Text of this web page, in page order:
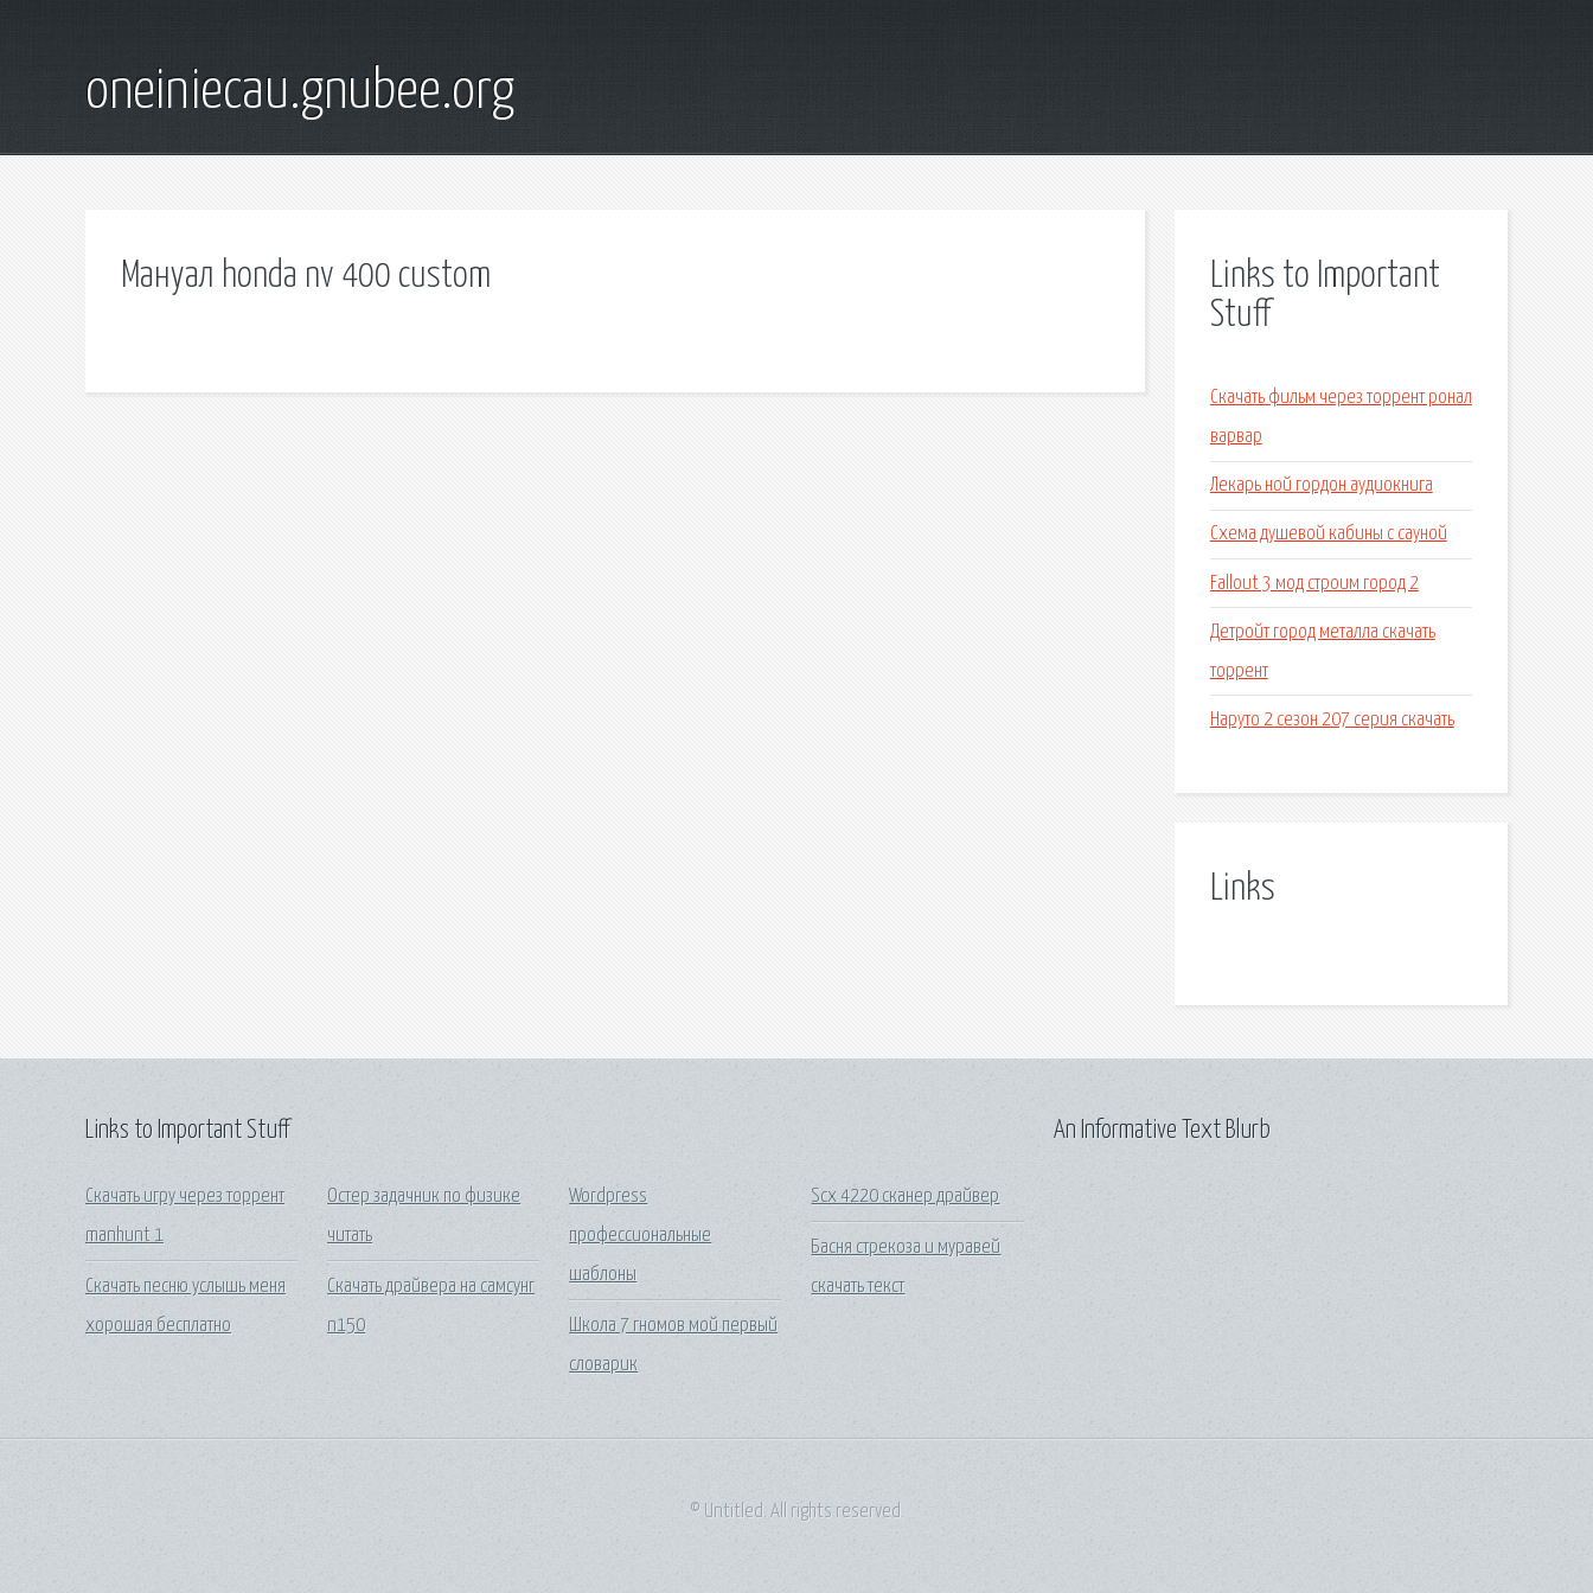
oneiniecau.gnubee.org
Мануал honda nv 400 custom
Links to Important
Stuff
Скачать фильм через торрент ронал
варвар
Лекарь ной гордон аудиокнига
Схема душевой кабины с сауной
Fallout 3 мод строим город 2
Детройт город металла скачать
торрент
Наруто 2 сезон 207 серия скачать
Links
Links to Important Stuff
Скачать игру через торрент
manhunt 1
Скачать песню услышь меня
хорошая бесплатно
Остер задачник по физике
читать
Скачать драйвера на самсунг
n150
Wordpress
профессиональные
шаблоны
Школа 7 гномов мой первый
словарик
Scx 4220 сканер драйвер
Басня стрекоза и муравей
скачать текст
An Informative Text Blurb
© Untitled. All rights reserved.